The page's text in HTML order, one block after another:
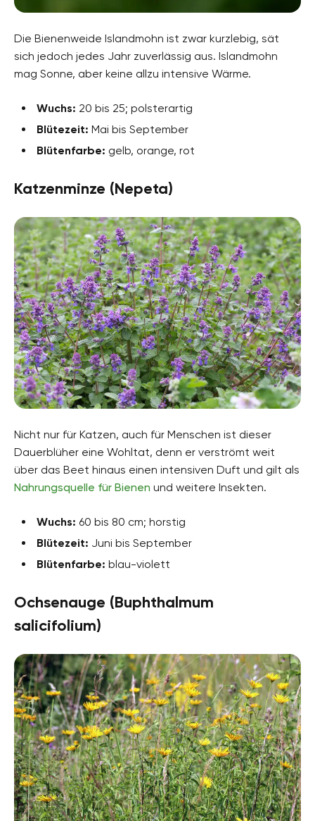
Die Bienenweide Islandmohn ist zwar kurzlebig, sät
sich jedoch jedes Jahr zuverlässig aus. Islandmohn
mag Sonne, aber keine allzu intensive Wärme.
Wuchs: 20 bis 25; polsterartig
Blütezeit: Mai bis September
Blütenfarbe: gelb, orange, rot
Katzenminze (Nepeta)
Nicht nur für Katzen, auch für Menschen ist dieser
Dauerblüher eine Wohltat, denn er verströmt weit
über das Beet hinaus einen intensiven Duft und gilt als
Nahrungsquelle für Bienen und weitere Insekten.
Wuchs: 60 bis 80 cm; horstig
Blütezeit: Juni bis September
Blütenfarbe: blau-violett
Ochsenauge (Buphthalmum
salicifolium)